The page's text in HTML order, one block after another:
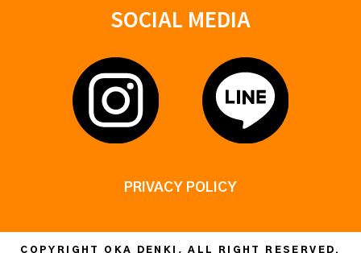
SOCIAL MEDIA
PRIVACY POLICY
COPYRIGHT OKA DENKI, ALL RIGHT RESERVED.